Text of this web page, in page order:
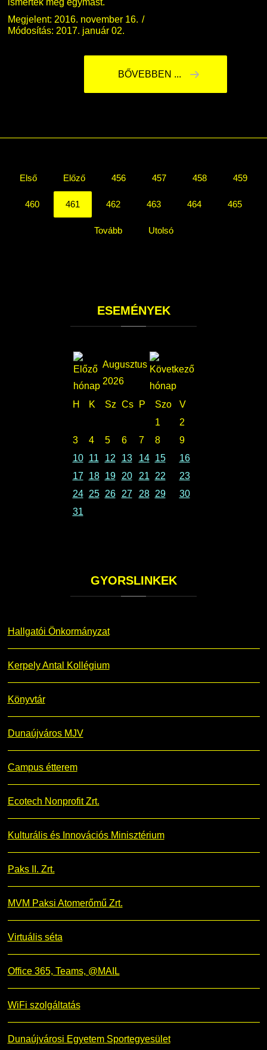
Megjelent: 2016. november 16.
Módosítás: 2017. január 02.
BŐVEBBEN ...
Első Előző 456 457 458 459
460 461 462 463 464 465
Tovább Utolsó
ESEMÉNYEK
Augusztus
2026
H K Sz Cs P Szo
V
1
2
3
4 5 6 7 8
9
10
11 12 13 14 15
16
17
18 19 20 21 22
23
24
25 26 27 28 29
30
31
GYORSLINKEK
Hallgatói Önkormányzat
Kerpely Antal Kollégium
Könyvtár
Dunaújváros MJV
Campus étterem
Ecotech Nonprofit Zrt.
Kulturális és Innovációs Minisztérium
Paks II. Zrt.
MVM Paksi Atomerőmű Zrt.
Virtuális séta
Office 365, Teams, @MAIL
WiFi szolgáltatás
Dunaújvárosi Egyetem Sportegyesület